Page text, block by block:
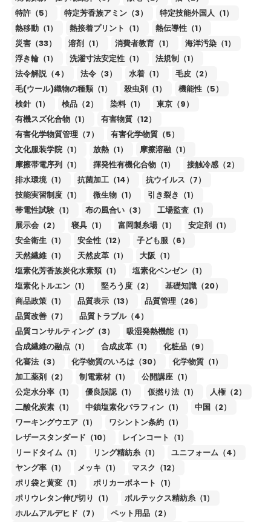
特許（5）
特定芳香族アミン（3）
特定技能外国人（1）
熱移動（1）
熱接着プリント（1）
熱伝導性（1）
災害（33）
溶剤（1） 消費者教育（1）
海洋汚染（1）
浮き輪（1）
洗濯寸法安定性（1）
法規制（1）
法令解説（4）
法令（3） 水着（1）
毛皮（2）
毛(ウール)織物の種類（1）
殺虫剤（1）
機能性（5）
検針（1）
検品（2） 染料（1）
東京（9）
有機スズ化合物（1）
有害物質（12）
有害化学物質管理（7）
有害化学物質（5）
文化服装学院（1）
放熱（1）
摩擦溶融（1）
摩擦帯電序列（1）
揮発性有機化合物（1）
接触冷感（2）
排水環境（1）
抗菌加工（14）
抗ウイルス（7）
技能実習制度（1）
微生物（1）
引き裂き（1）
帯電性試験（1）
布の風合い（3）
工場監査（1）
展示会（2）
寝具（1） 富岡製糸場（1）
安定剤（1）
安全衛生（1）
安全性（12）
子ども服（6）
天然繊維（1）
天然皮革（1）
大阪（1）
塩素化芳香族炭化水素類（1）
塩素化ベンゼン（1）
塩素化トルエン（1）
堅ろう度（2）
基礎知識（20）
商品政策（1）
品質表示（13）
品質管理（26）
品質改善（7）
品質トラブル（4）
品質コンサルティング（3）
吸湿発熱機能（1）
合成繊維の融点（1）
合成皮革（1）
化粧品（9）
化審法（3）
化学物質のいろは（30）
化学物質（1）
加工薬剤（2）
制電素材（1）
公開講座（1）
公定水分率（1）
優良誤認（1） 仮撚り法（1）
人権（2）
二酸化炭素（1）
中鎖塩素化パラフィン（1）
中国（2）
ワーキングウエア（1）
ワシントン条約（1）
レザースタンダード（10）
レインコート（1）
リードタイム（1）
リング精紡糸（1）
ユニフォーム（4）
ヤング率（1）
メッキ（1）
マスク（12）
ポリ袋と黄変（1）
ポリカーボネート（1）
ポリウレタン伸び切り（1）
ボルテックス精紡糸（1）
ホルムアルデヒド（7）
ペット用品（2）